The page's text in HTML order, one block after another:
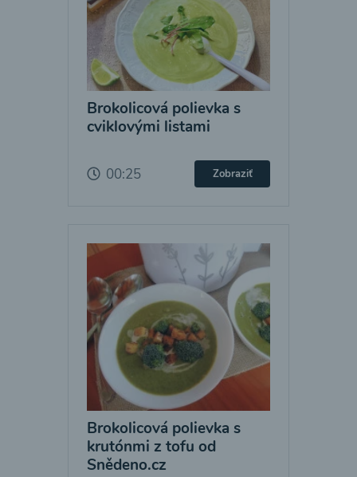
Brokolicová polievka s
cviklovými listami
00:25 Zobraziť
Brokolicová polievka s
krutónmi z tofu od
Snědeno.cz